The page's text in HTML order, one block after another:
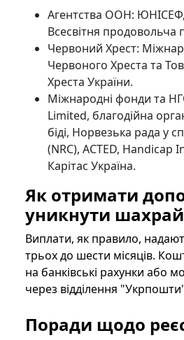
Агентства ООН:
Всесвітня
Червоний Хрест:
Червоного Хреста та
Хреста України.
Міжнародні фонди та
Limited, благодійна
біді, Норвезька рада у
(NRC), ACTED, Handicap
Карітас Україна.
Як отримати
уникнути
Виплати, як правило,
трьох до шести місяців.
на банківські рахунки або
через відділення
Поради щодо